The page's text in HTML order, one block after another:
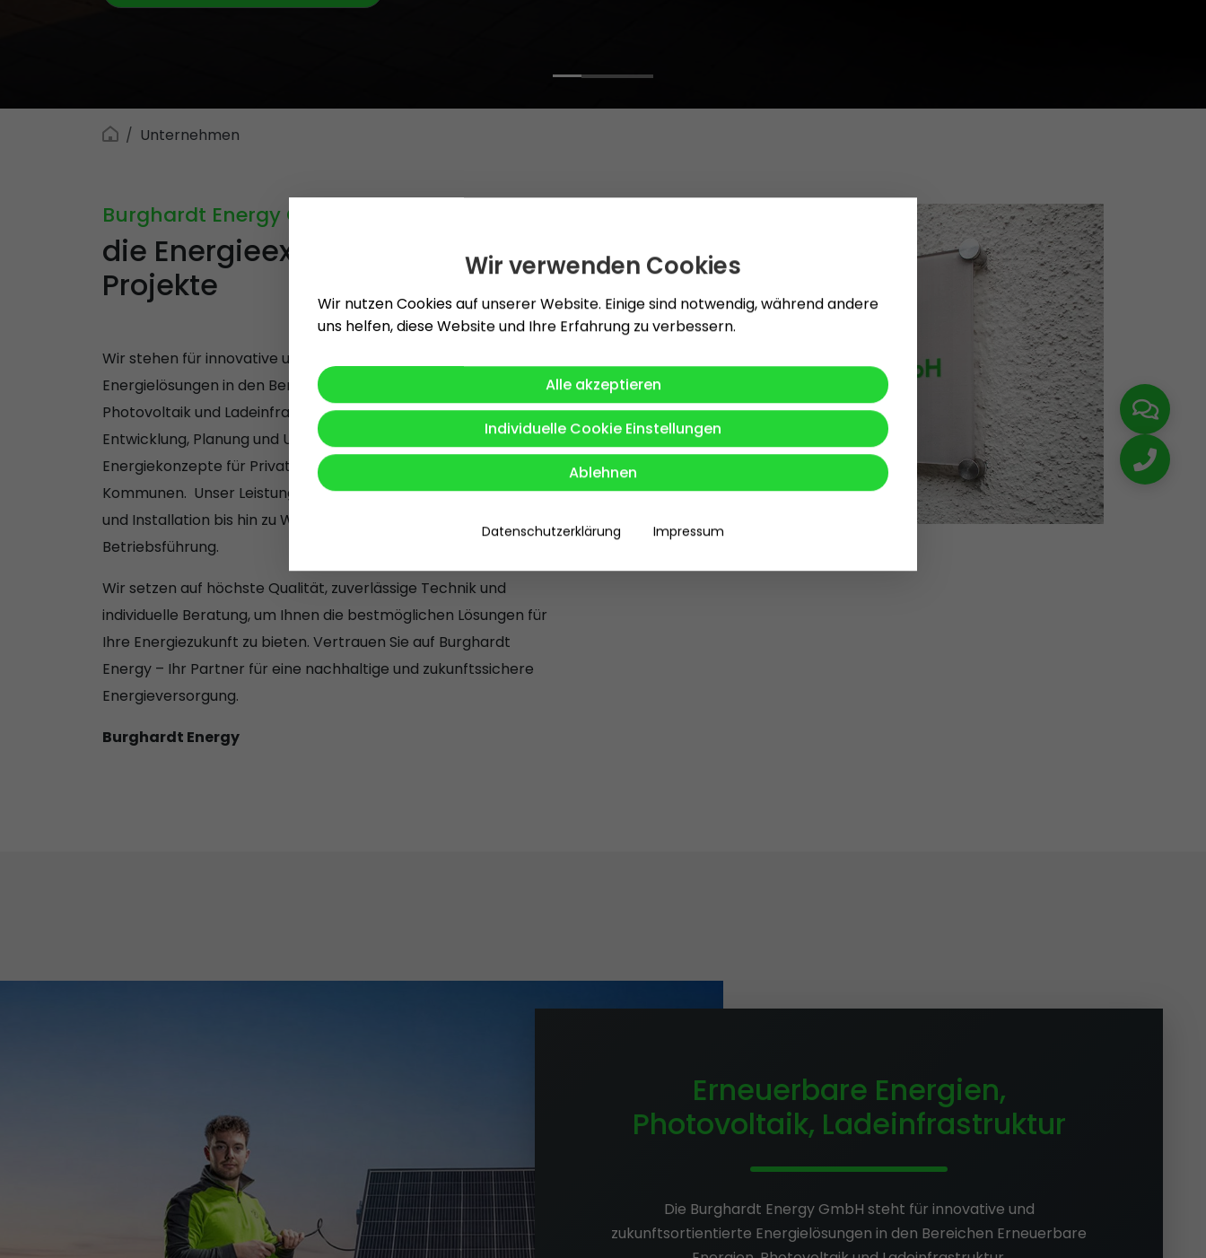
Wir verwenden Cookies
Wir nutzen Cookies auf unserer Website. Einige sind notwendig, während andere
uns helfen, diese Website und Ihre Erfahrung zu verbessern.
Alle akzeptieren
Individuelle Cookie Einstellungen
Ablehnen
Datenschutzerklärung Impressum
Unternehmen
Burghardt Energy GmbH
die Energieexperten für Ihre
Projekte
Wir stehen für innovative und zukunftsortientierte
Energielösungen in den Bereichen Erneuerbare Energien,
Photovoltaik und Ladeinfrastruktur. Unser Fokus liegt auf der
Entwicklung, Planung und Umsetzung nachhaltiger
Energiekonzepte für Privatkunden, Unternehmen und
Kommunen. Unser Leistungsspektrum reicht von der Planung
und Installation bis hin zu Wartung, Monitoring und technischer
Betriebsführung.
Wir setzen auf höchste Qualität, zuverlässige Technik und
individuelle Beratung, um Ihnen die bestmöglichen Lösungen für
Ihre Energiezukunft zu bieten. Vertrauen Sie auf Burghardt
Energy – Ihr Partner für eine nachhaltige und zukunftssichere
Energieversorgung.
Burghardt Energy
Erneuerbare Energien,
Photovoltaik, Ladeinfrastruktur
Die Burghardt Energy GmbH steht für innovative und
zukunftsortientierte Energielösungen in den Bereichen Erneuerbare